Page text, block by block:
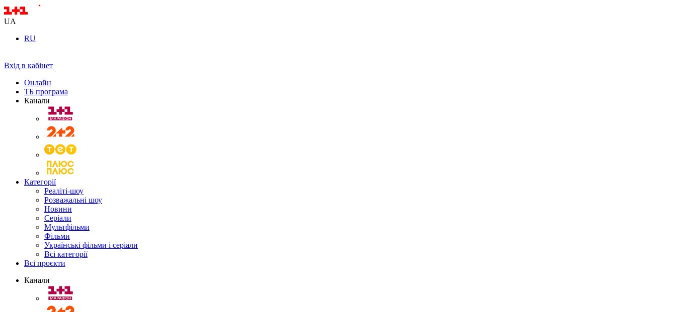
UA
RU
Вхід в кабінет
Онлайн
ТБ програма
Канали
Категорії
Реаліті-шоу
Розважальні шоу
Новини
Серіали
Мультфільми
Фільми
Українські фільми і серіали
Всі категорії
Всі проєкти
Канали